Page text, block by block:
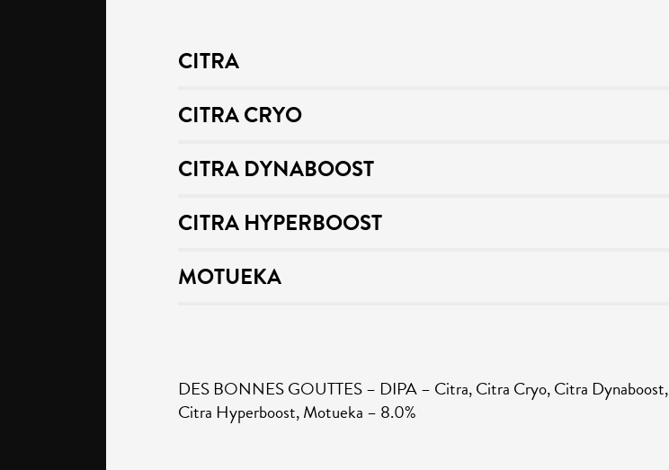
CITRA
CITRA CRYO
CITRA DYNABOOST
CITRA HYPERBOOST
MOTUEKA
DES BONNES GOUTTES – DIPA – Citra, Citra Cryo, Citra Dynaboost,
Citra Hyperboost, Motueka – 8.0%